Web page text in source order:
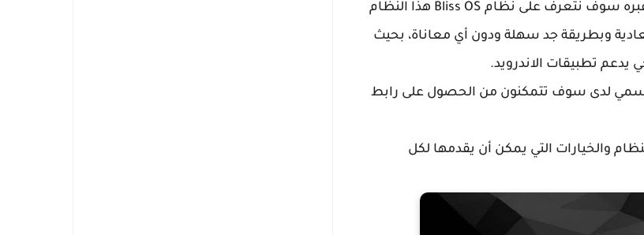
نلتقي من خلال شرح جديد على مدونة التعليم المجاني والذي عبره سوف نتعرف على نظام Bliss OS هذا النظام
على أجهزة الكمبيوتر العادية وبطريقة جد سهلة ودون أي معاناة، بحيث
تطبيقات الاندرويد.
لدى سوف تتمكنون من الحصول على رابط
والخيارات التي يمكن أن يقدمها لكل